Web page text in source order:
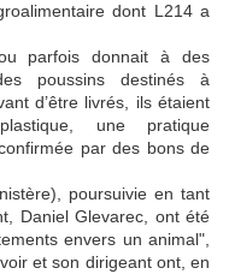
dont L214 a
parfois donnait à des
poussins destinés à
d’être livrés, ils étaient
une pratique
par des bons de
poursuivie en tant
Daniel Glevarec, ont été
envers un animal",
et son dirigeant ont, en